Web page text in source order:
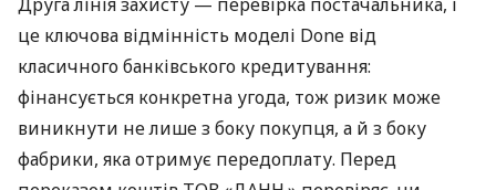
це ключова відмінність моделі Done від
класичного банківського кредитування:
фінансується конкретна угода, тож ризик може
виникнути не лише з боку покупця, а й з боку
фабрики, яка отримує передоплату. Перед